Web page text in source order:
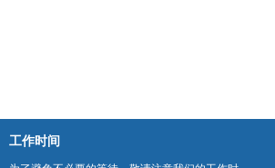
工作时间